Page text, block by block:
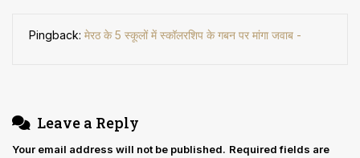
Pingback: मेरठ के 5 स्कूलों में स्कॉलर​​​शिप के गबन पर मांगा जवाब -
Leave a Reply
Your email address will not be published. Required fields are